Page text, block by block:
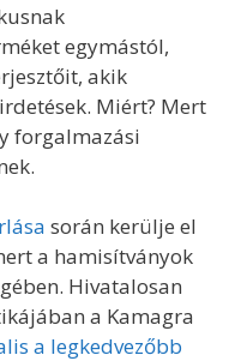
egymástól,
akik
Miért? Mert
forgalmazási
során kerülje el
a hamisítványok
Hivatalosan
a Kamagra
a legkedvezőbb